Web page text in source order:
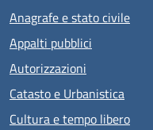
Anagrafe e stato civile
Appalti pubblici
Autorizzazioni
Catasto e Urbanistica
Cultura e tempo libero